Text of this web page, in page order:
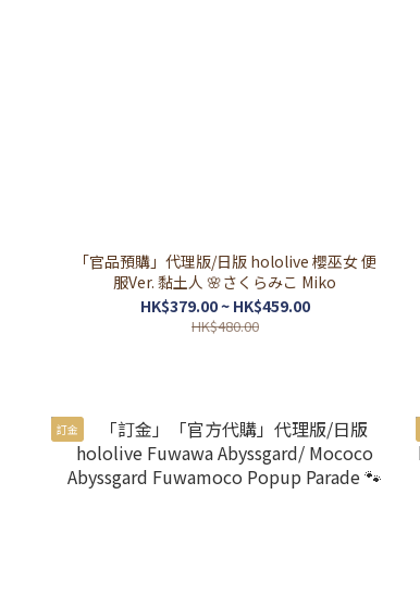
「官品預購」代理版/日版 hololive 櫻巫女 便
服Ver. 黏土人 🌸さくらみこ Miko
HK$379.00 ~ HK$459.00
HK$480.00
訂金